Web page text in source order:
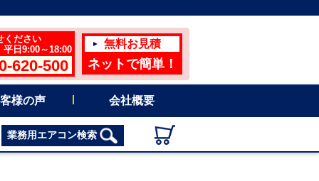
ください
日9:00～18:00
620-500
無料お見積
ネットで簡単！
様の声 会社概要
業務用エアコン検索